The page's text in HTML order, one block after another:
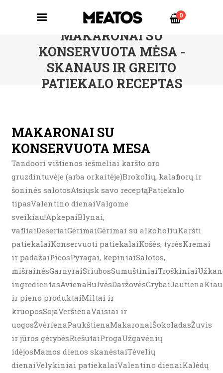
0
MAKARONAI SU
KONSERVUOTA MĖSA -
SKANAUS IR GREITO
PATIEKALO RECEPTAS
MAKARONAI SU
KONSERVUOTA MESA
Tandoori vištienos iešmeliai karšto oro
gruzdintuvėje (arba orkaitėje)Brokolių, kalafiorų ir
šoninės salotosAtsiųsk savo receptąPatiekalo
tipasValentino dienaiValgome
sveikiau!ApkepaiBlynai,
vafliaiDesertaiGėrimaiGėrimai su alkoholiuKaršti
patiekalaiKonservuoti patiekalaiKošės, tyrėsKremai
ir padažaiPicosPyragai, kepiniaiSalotos,
ir pieno produktaiMiltai ir
kruoposSojaVeršienaVaisiai ir
uogosŽvėrienaPaukštienaMakaronaiŠokoladasŽuvis
ir jūros gėrybėsRiešutaiProgaUžgavėnių
idėjosMamos dienos skanėstaiTėvelių
dienaiVelykiniai patiekalaiValentino dienaiKalėdų